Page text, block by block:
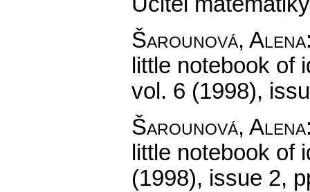
Šarounová, Alena
little notebook of
vol. 6 (1998),
Šarounová, Alena
little notebook of
(1998), issue 2,